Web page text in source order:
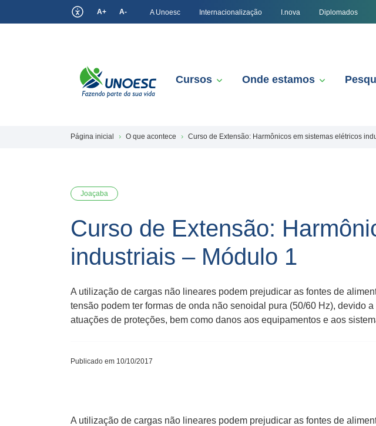
A+ A- A Unoesc Internacionalização I.nova Diplomados
Cursos Onde estamos
Página inicial O que acontece Curso de Extensão: Harmônicos em sistemas elétricos
Joaçaba
Curso de Extensão:
industriais – Módulo 1
A utilização de cargas não lineares podem prejudicar as fontes de
tensão podem ter formas de onda não senoidal pura (50/60 Hz), devido
atuações de proteções, bem como danos aos equipamentos e aos
Publicado em 10/10/2017
A utilização de cargas não lineares podem prejudicar as fontes de